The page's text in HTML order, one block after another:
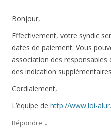
Bonjour,
Effectivement, votre syndic
dates de paiement. Vous
association des
des indication
Cordialement,
L’équipe de http://www.loi-
Répondre ↓